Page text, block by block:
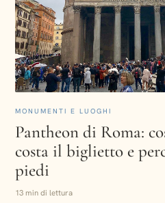
MONUMENTI E LUOGHI
Pantheon di Roma:
costa il biglietto e
piedi
13 min di lettura